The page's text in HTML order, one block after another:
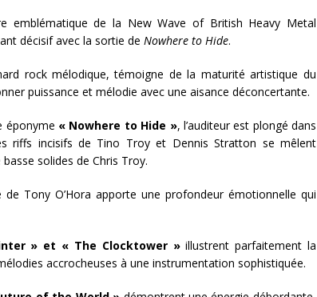
emblématique de la New Wave of British Heavy Metal
décisif avec la sortie de Nowhere to Hide.
rock mélodique, témoigne de la maturité artistique du
puissance et mélodie avec une aisance déconcertante.
éponyme « Nowhere to Hide », l’auditeur est plongé dans
riffs incisifs de Tino Troy et Dennis Stratton se mêlent
solides de Chris Troy.
de Tony O’Hora apporte une profondeur émotionnelle qui
» et « The Clocktower »illustrent parfaitement la
accrocheuses à une instrumentation sophistiquée.